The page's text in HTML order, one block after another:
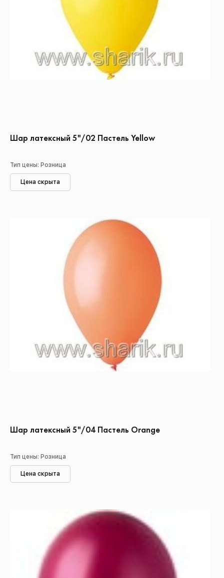
Шар латексный 5"/02 Пастель Yellow
Тип цены: Розница
Цена скрыта
Шар латексный 5"/04 Пастель Orange
Тип цены: Розница
Цена скрыта